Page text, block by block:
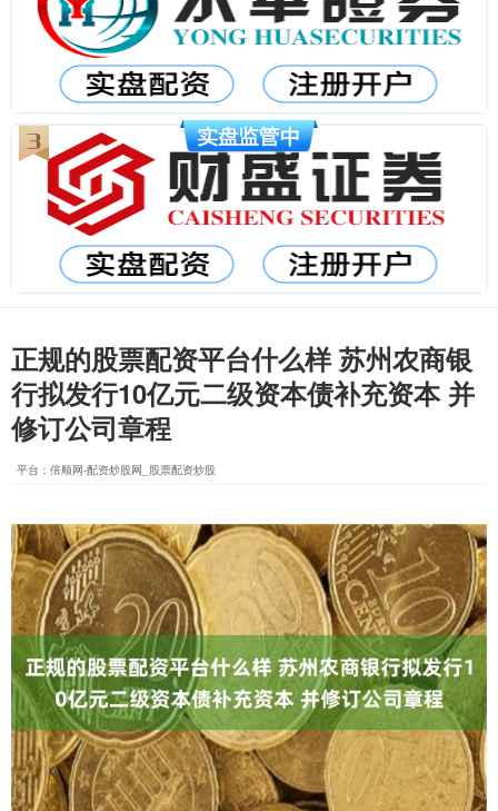
正规的股票配资平台什么样 苏州农商银
行拟发行10亿元二级资本债补充资本 并
修订公司章程
平台：倍顺网-配资炒股网_股票配资炒股